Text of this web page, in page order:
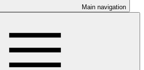
Main navigation